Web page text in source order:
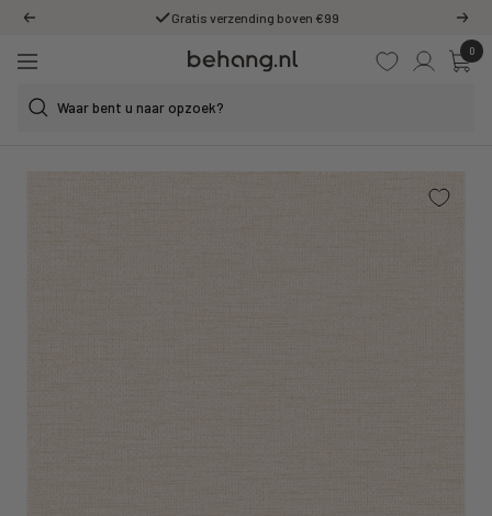
naar
content
Vorige Gratis verzending boven €99
0
Behang.nl
Navigatie